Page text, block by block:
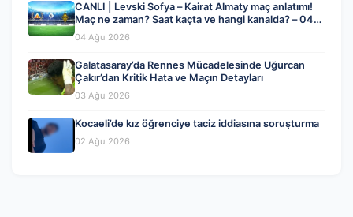
CANLI | Levski Sofya – Kairat Almaty maç anlatımı!
Maç ne zaman? Saat kaçta ve hangi kanalda? – 04
Ağustos 2026
04 Ağu 2026
Galatasaray’da Rennes Mücadelesinde Uğurcan
Çakır’dan Kritik Hata ve Maçın Detayları
03 Ağu 2026
Kocaeli’de kız öğrenciye taciz iddiasına soruşturma
02 Ağu 2026